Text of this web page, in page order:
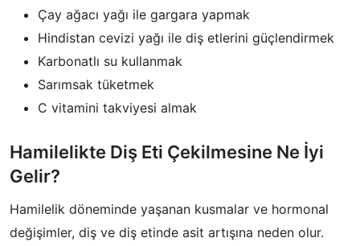
Çay ağacı yağı ile gargara yapmak
Hindistan cevizi yağı ile diş etlerini güçlendirmek
Karbonatlı su kullanmak
Sarımsak tüketmek
C vitamini takviyesi almak
Hamilelikte Diş Eti Çekilmesine Ne İyi
Gelir?
Hamilelik döneminde yaşanan kusmalar ve hormonal
değişimler, diş ve diş etinde asit artışına neden olur.